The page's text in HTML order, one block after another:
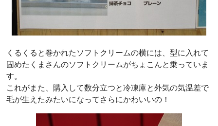
くるくると巻かれたソフトクリームの横には、型に入れて
固めたくまさんのソフトクリームがちょこんと乗っていま
す。
これがまた、購入して数分立つと冷凍庫と外気の気温差で
毛が生えたみたいになってさらにかわいいの！